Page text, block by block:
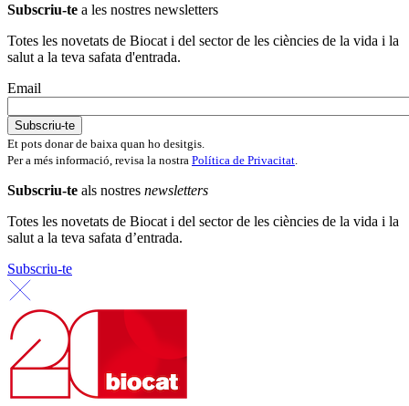
Subscriu-te a les nostres newsletters
Totes les novetats de Biocat i del sector de les ciències de la vida i la
salut a la teva safata d'entrada.
Email
Et pots donar de baixa quan ho desitgis.
Per a més informació, revisa la nostra Política de Privacitat
Subscriu-te als nostres newsletters
Totes les novetats de Biocat i del sector de les ciències de la vida i la
salut a la teva safata d’entrada.
Subscriu-te